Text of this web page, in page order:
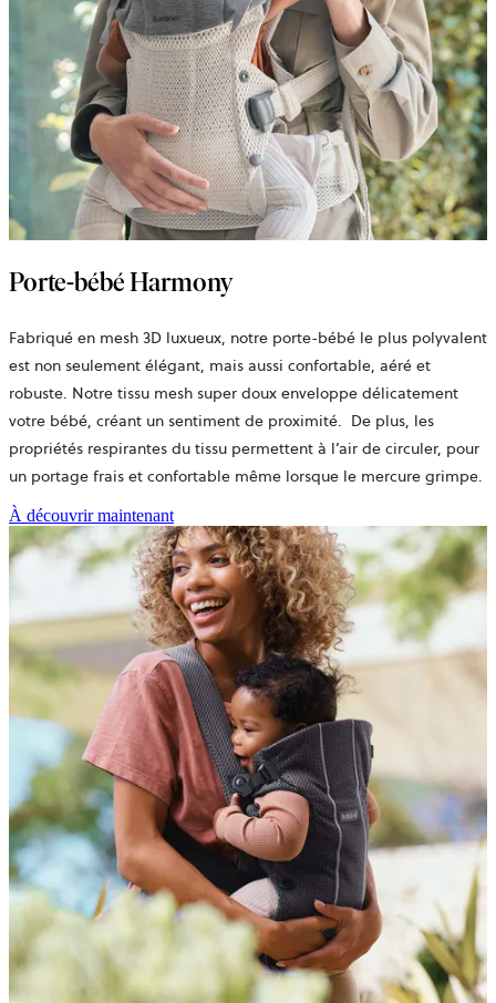
Porte-bébé Harmony
Fabriqué en mesh 3D luxueux, notre porte-bébé le plus polyvalent
est non seulement élégant, mais aussi confortable, aéré et
robuste. Notre tissu mesh super doux enveloppe délicatement
votre bébé, créant un sentiment de proximité. De plus, les
propriétés respirantes du tissu permettent à l’air de circuler, pour
un portage frais et confortable même lorsque le mercure grimpe.
À découvrir maintenant